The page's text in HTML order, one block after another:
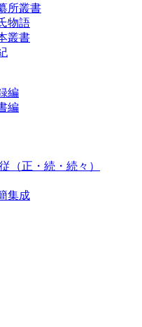
所叢書
物語
叢書
編
編
（正・続・続々）
集成